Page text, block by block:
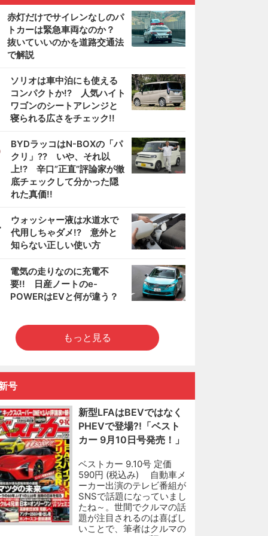
赤灯だけでサイレンなしのパ
トカーは緊急車両なのか？
抜いていいのかを道路交通法
で解説
ソリオは車中泊にも使える
コンパクトか!? 人気ハイト
ワゴンのシートアレンジと
寝られる広さをチェック!!
BYDラッコはN-BOXの「パ
クリ」?? いや、それ以
上!? 辛口”正直”評論家が徹
底チェックして分かった隠
れた真価!!
ウォッシャー液は水道水で
代用しちゃダメ!? 意外と
知らない正しい使い方
電気の走りなのに充電不
要!! 日産ノートのe-
POWERはEVと何が違う？
もっと見る
号
新型LFAはBEVではなく
PHEVで登場?!「ベスト
カー 9月10日号発売！」
ベストカー 9.10号 定価
590円 (税込み) 自動車メ
ーカー出演のテレビ番組が
SNSで話題になっていまし
たね～。世間でクルマの話
題が注目されるのは喜ばし
いことで、筆者はクルマの